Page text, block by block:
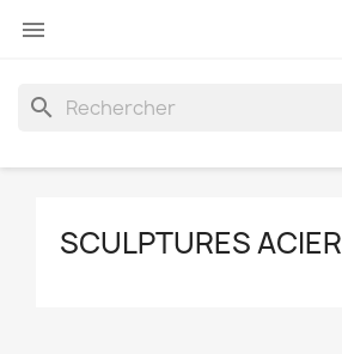

search
SCULPTURES ACIER